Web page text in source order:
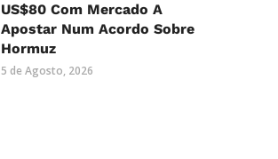
US$80 Com Mercado A
Apostar Num Acordo Sobre
Hormuz
5 de Agosto, 2026